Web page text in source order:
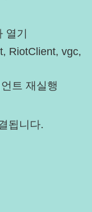
열기
RiotClient, vgc,
트 재실행
됩니다.